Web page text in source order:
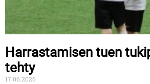
Harrastamisen tuen
tehty
17.06.2026